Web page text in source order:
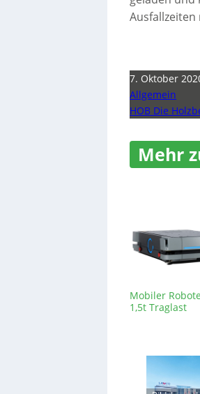
7. Oktober
Allgemein
HOB Die
Mehr
Mobiler
1,5t Traglast